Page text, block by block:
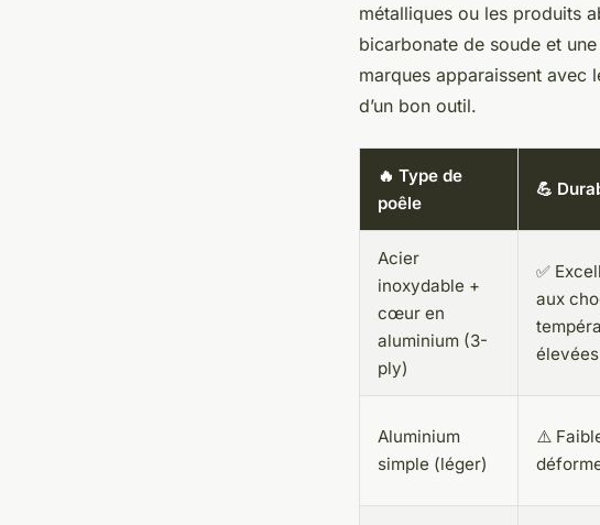
métalliques ou les produits
bicarbonate de soude et
marques apparaissent avec
d’un bon outil.
🔥 Type de
poêle
💪
Acier
inoxydable +
cœur en
aluminium (3-
ply)
✅
aux
élevées
Aluminium
simple (léger)
⚠️